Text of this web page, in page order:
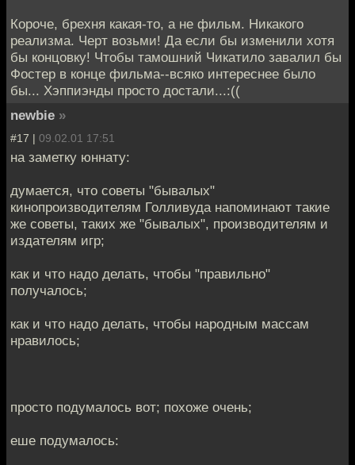
Короче, брехня какая-то, а не фильм. Никакого
реализма. Черт возьми! Да если бы изменили хотя
бы концовку! Чтобы тамошний Чикатило завалил бы
Фостер в конце фильма--всяко интереснее было
бы... Хэппиэнды просто достали...:((
newbie »
#17 | 09.02.01 17:51
на заметку юннату:
думается, что советы "бывалых"
кинопроизводителям Голливуда напоминают такие
же советы, таких же "бывалых", производителям и
издателям игр;
как и что надо делать, чтобы "правильно"
получалось;
как и что надо делать, чтобы народным массам
нравилось;
просто подумалось вот; похоже очень;
еше подумалось: